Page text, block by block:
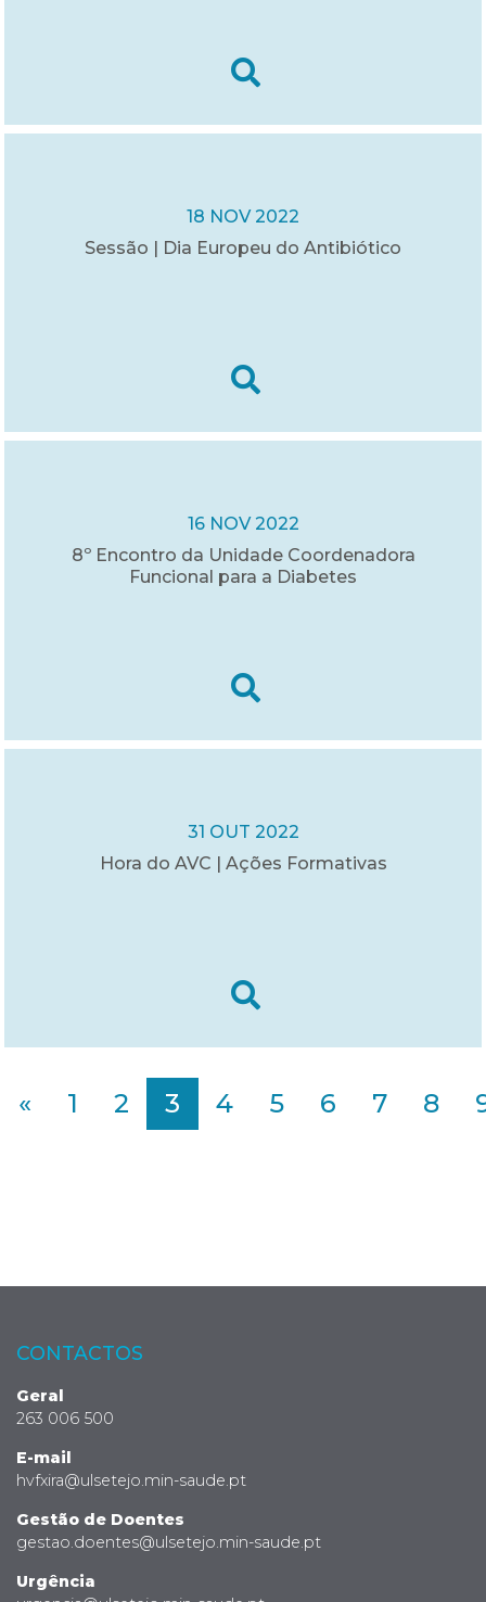
18 NOV 2022
Sessão | Dia Europeu do Antibiótico
16 NOV 2022
8º Encontro da Unidade Coordenadora
Funcional para a Diabetes
31 OUT 2022
Hora do AVC | Ações Formativas
« 1 2 3 4 5 6 7 8
CONTACTOS
Geral
263 006 500
E-mail
hvfxira@ulsetejo.min-saude.pt
Gestão de Doentes
gestao.doentes@ulsetejo.min-saude.pt
Urgência